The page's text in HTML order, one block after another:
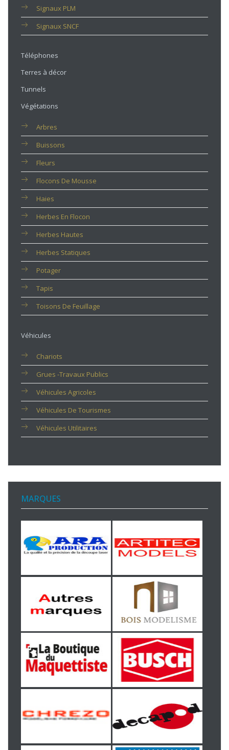
Signaux PLM
Signaux SNCF
Téléphones
Terres à décor
Tunnels
Végétations
Arbres
Buissons
Fleurs
Flocons De Mousse
Haies
Herbes En Flocon
Herbes Hautes
Herbes Statiques
Potager
Tapis
Toisons De Feuillage
Véhicules
Chariots
Grues -travaux Publics
Véhicules Agricoles
Véhicules De Tourismes
Véhicules Utilitaires
MARQUES